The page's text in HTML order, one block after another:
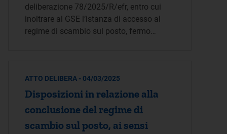
deliberazione 78/2025/R/efr, entro cui
inoltrare al GSE l’istanza di accesso al
regime di scambio sul posto, fermo…
ATTO DELIBERA - 04/03/2025
Disposizioni in relazione alla
conclusione del regime di
scambio sul posto, ai sensi